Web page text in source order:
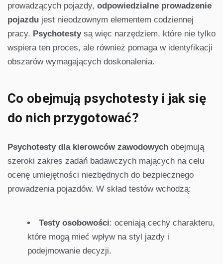
prowadzących pojazdy, odpowiedzialne prowadzenie
pojazdu jest nieodzownym elementem codziennej
pracy. Psychotestysą więc narzędziem, które nie tylko
wspiera ten proces, ale również pomaga w identyfikacji
obszarów wymagających doskonalenia.
Co obejmują psychotesty i jak się
do nich przygotować?
Psychotesty dla kierowców zawodowych obejmują
szeroki zakres zadań badawczych mających na celu
ocenę umiejętności niezbędnych do bezpiecznego
prowadzenia pojazdów. W skład testów wchodzą:
Testy osobowości: oceniają cechy charakteru,
które mogą mieć wpływ na styl jazdy i
podejmowanie decyzji.